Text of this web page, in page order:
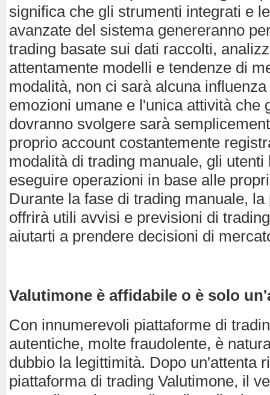
significa che gli strumenti integrati e
avanzate del sistema genereranno
trading basate sui dati raccolti,
attentamente modelli e tendenze di
modalità, non ci sarà alcuna
emozioni umane e l'unica attività che
dovranno svolgere sarà
proprio account costantemente
modalità di trading manuale, gli utenti
eseguire operazioni in base alle
Durante la fase di trading manuale,
offrirà utili avvisi e previsioni di
aiutarti a prendere decisioni di
Valutimone è affidabile o è solo
Con innumerevoli piattaforme di
autentiche, molte fraudolente, è
dubbio la legittimità. Dopo un'attenta
piattaforma di trading Valutimone, il